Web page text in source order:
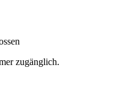
zugänglich.